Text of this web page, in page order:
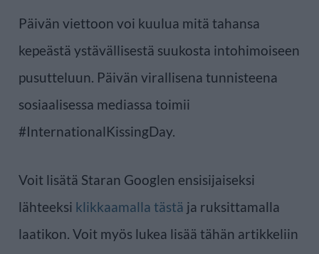
Päivän viettoon voi kuulua mitä tahansa
kepeästä ystävällisestä suukosta intohimoiseen
pusutteluun. Päivän virallisena tunnisteena
sosiaalisessa mediassa toimii
#InternationalKissingDay.
Voit lisätä Staran Googlen ensisijaiseksi
lähteeksi klikkaamalla tästä ja ruksittamalla
laatikon. Voit myös lukea lisää tähän artikkeliin